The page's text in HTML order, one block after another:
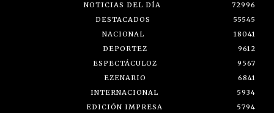
NOTICIAS DEL DÍA
72996
DESTACADOS
55545
NACIONAL
18041
DEPORTEZ
9612
ESPECTÁCULOZ
9567
EZENARIO
6841
INTERNACIONAL
5934
EDICIÓN IMPRESA
5794